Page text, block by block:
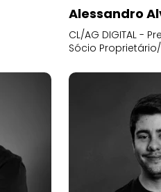
Alessandro
CL/AG DIGITAL -
Sócio